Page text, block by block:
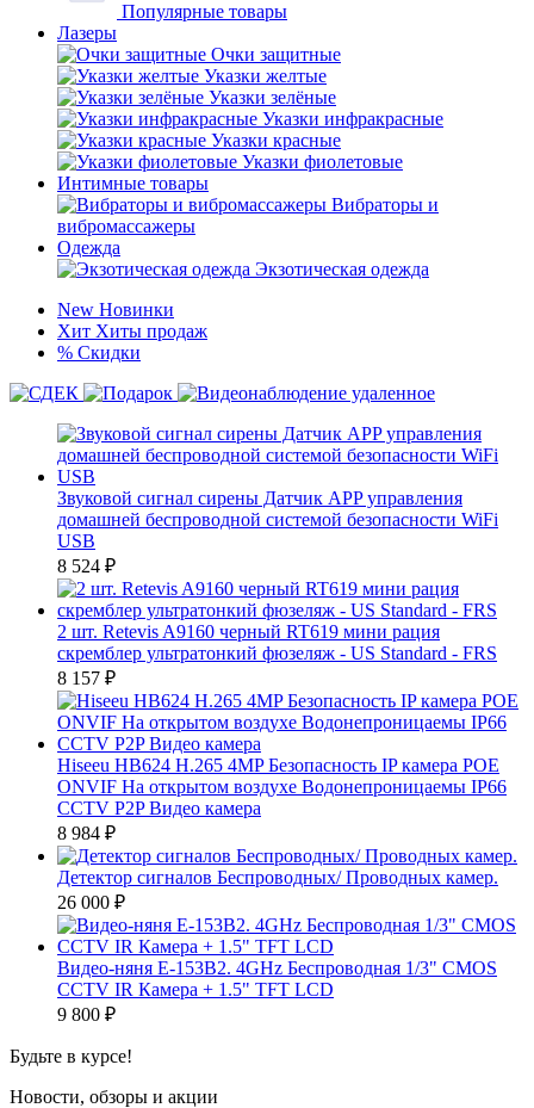
Популярные товары
Лазеры
Очки защитные
Указки желтые
Указки зелёные
Указки инфракрасные
Указки красные
Указки фиолетовые
Интимные товары
Вибраторы и
вибромассажеры
Одежда
Экзотическая одежда
New Новинки
Хит Хиты продаж
% Скидки
Звуковой сигнал сирены Датчик APP управления
домашней беспроводной системой безопасности WiFi
USB
8 524 ₽
2 шт. Retevis A9160 черный RT619 мини рация
скремблер ультратонкий фюзеляж - US Standard - FRS
8 157 ₽
Hiseeu HB624 H.265 4MP Безопасность IP камера POE
ONVIF На открытом воздухе Водонепроницаемы IP66
CCTV P2P Видео камера
8 984 ₽
Детектор сигналов Беспроводных/ Проводных камер.
26 000 ₽
Видео-няня E-153B2. 4GHz Беспроводная 1/3" CMOS
CCTV IR Камера + 1.5" TFT LCD
9 800 ₽
Будьте в курсе!
Новости, обзоры и акции